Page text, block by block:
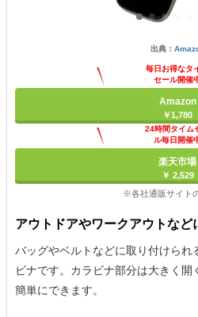
出典：
毎日お得なタ
セール開催
Amazon
￥1,780
24時間タイム
ル毎日開催
楽天市場
￥ 2,529
※各社通販サイト
アウトドアやワークアウトなど
バッグやベルトなどに取り付けられ
ビナです。カラビナ部分は大きく
簡単にできます。